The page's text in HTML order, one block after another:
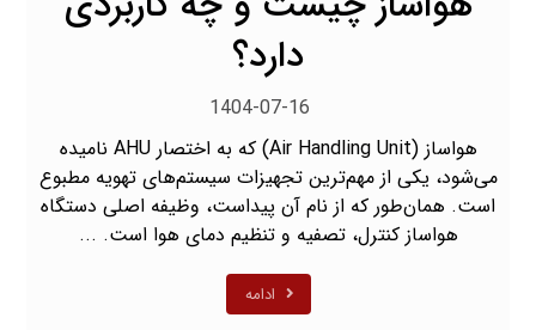
دارد؟
1404-07-16
هواساز (Air Handling Unit) که به اختصار AHU نامیده
می‌شود، یکی از مهم‌ترین تجهیزات سیستم‌های تهویه مطبوع
است. همان‌طور که از نام آن پیداست، وظیفه اصلی دستگاه
هواساز کنترل، تصفیه و تنظیم دمای هوا است. ...
ادامه